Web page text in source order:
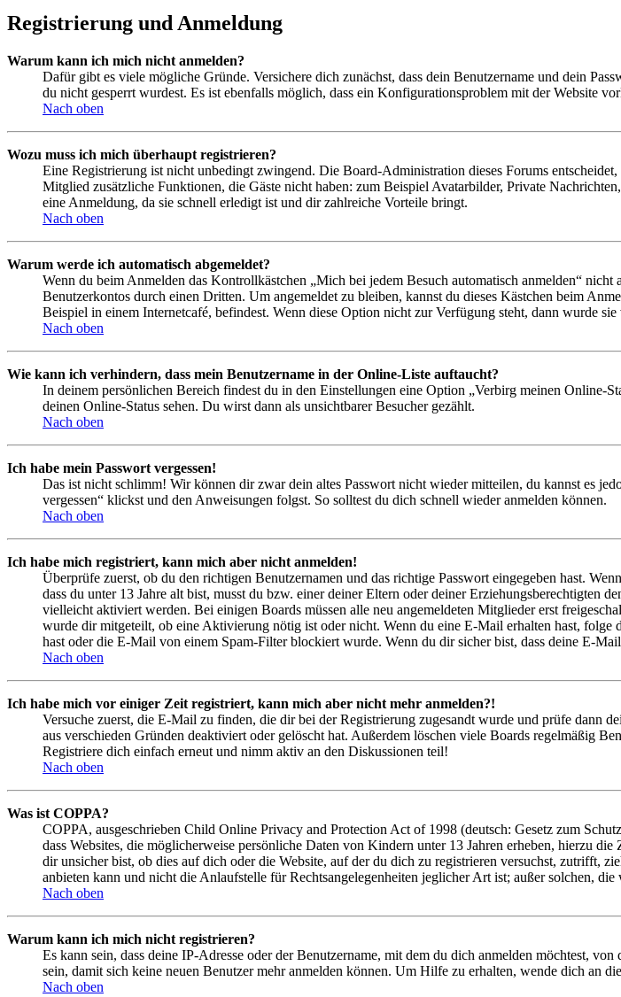
Registrierung und Anmeldung
Warum kann ich mich nicht anmelden?
Dafür gibt es viele mögliche Gründe. Versichere dich zunächst, dass dein Benutzername und dein
du nicht gesperrt wurdest. Es ist ebenfalls möglich, dass ein Konfigurationsproblem mit der Website
Nach oben
Wozu muss ich mich überhaupt registrieren?
Eine Registrierung ist nicht unbedingt zwingend. Die Board-Administration dieses Forums
Mitglied zusätzliche Funktionen, die Gäste nicht haben: zum Beispiel Avatarbilder, Private
eine Anmeldung, da sie schnell erledigt ist und dir zahlreiche Vorteile bringt.
Nach oben
Warum werde ich automatisch abgemeldet?
Wenn du beim Anmelden das Kontrollkästchen „Mich bei jedem Besuch automatisch anmelden“
Benutzerkontos durch einen Dritten. Um angemeldet zu bleiben, kannst du dieses Kästchen beim
Beispiel in einem Internetcafé, befindest. Wenn diese Option nicht zur Verfügung steht, dann wurde
Nach oben
Wie kann ich verhindern, dass mein Benutzername in der Online-Liste auftaucht?
In deinem persönlichen Bereich findest du in den Einstellungen eine Option „Verbirg meinen Online-
deinen Online-Status sehen. Du wirst dann als unsichtbarer Besucher gezählt.
Nach oben
Ich habe mein Passwort vergessen!
Das ist nicht schlimm! Wir können dir zwar dein altes Passwort nicht wieder mitteilen, du kannst es
vergessen“ klickst und den Anweisungen folgst. So solltest du dich schnell wieder anmelden können.
Nach oben
Ich habe mich registriert, kann mich aber nicht anmelden!
Überprüfe zuerst, ob du den richtigen Benutzernamen und das richtige Passwort eingegeben hast.
dass du unter 13 Jahre alt bist, musst du bzw. einer deiner Eltern oder deiner Erziehungsberechtigten
vielleicht aktiviert werden. Bei einigen Boards müssen alle neu angemeldeten Mitglieder erst
wurde dir mitgeteilt, ob eine Aktivierung nötig ist oder nicht. Wenn du eine E-Mail erhalten hast,
hast oder die E-Mail von einem Spam-Filter blockiert wurde. Wenn du dir sicher bist, dass deine E-
Nach oben
Ich habe mich vor einiger Zeit registriert, kann mich aber nicht mehr anmelden?!
Versuche zuerst, die E-Mail zu finden, die dir bei der Registrierung zugesandt wurde und prüfe dann
aus verschieden Gründen deaktiviert oder gelöscht hat. Außerdem löschen viele Boards regelmäßig
Registriere dich einfach erneut und nimm aktiv an den Diskussionen teil!
Nach oben
Was ist COPPA?
COPPA, ausgeschrieben Child Online Privacy and Protection Act of 1998 (deutsch: Gesetz zum
dass Websites, die möglicherweise persönliche Daten von Kindern unter 13 Jahren erheben, hierzu
dir unsicher bist, ob dies auf dich oder die Website, auf der du dich zu registrieren versuchst, zutrifft,
anbieten kann und nicht die Anlaufstelle für Rechtsangelegenheiten jeglicher Art ist; außer solchen, die
Nach oben
Warum kann ich mich nicht registrieren?
Es kann sein, dass deine IP-Adresse oder der Benutzername, mit dem du dich anmelden möchtest,
sein, damit sich keine neuen Benutzer mehr anmelden können. Um Hilfe zu erhalten, wende dich an
Nach oben